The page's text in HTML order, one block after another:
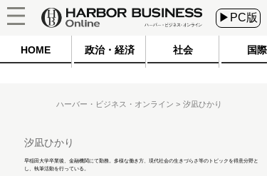
▶PC版
HOME 政治・経済 社会 国際
ハーバー・ビジネス・オンライン 汐凪ひかり
汐凪ひかり
早稲田大学卒業後、金融機関にて勤務。多様な働き方、現代社会の生きづらさ等のトピックを得意分野と
し、執筆活動を行っている。